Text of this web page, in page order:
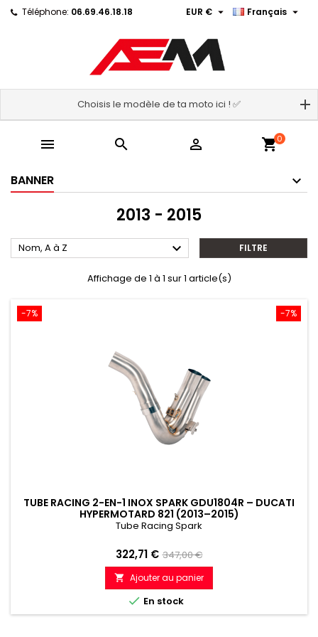
Téléphone: 06.69.46.18.18 Français 
EUR € 
Choisis le modèle de ta moto ici ! ✅
   shopping_cart0
BANNER
2013 - 2015
Nom, A à Z  FILTRE
Affichage de 1 à 1 sur 1 article(s)
-7%
-7%
TUBE RACING 2-EN-1 INOX SPARK GDU1804R – DUCATI
HYPERMOTARD 821 (2013–2015)
Tube Racing Spark
Prix
322,71 € Prix
de
référence
347,00 €
 Ajouter au panier
 En stock